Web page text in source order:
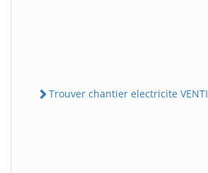
Trouver chantier electricite